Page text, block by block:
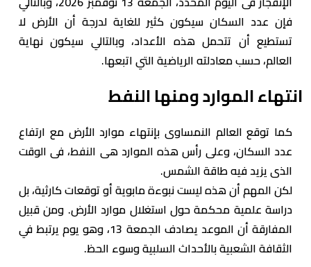
فإن عدد السكان سيكون كثير للغاية لدرجة أن الأرض لا
تستطيع أن تتحمل هذه الأعداد، وبالتالي سيكون نهاية
العالم، حسب معادلته الرياضية التي اتبعها.
انتهاء الموارد ومنها النفط
كما توقع العالم النمساوى بإنتهاء موارد الأرض مع ارتفاع
عدد السكان، وعلى رأس هذه الموارد هى النفط، فى الوقت
الذى يزيد فيه طاقة الشمس.
لكن المهم أن هذه ليست نبوءة مابوية أو توقعات كارثية، بل
دراسة علمية محكمة حول استغلال موارد الأرض. ومن قبيل
المفارقة أن الموعد يصادف الجمعة 13، وهو يوم يرتبط في
الثقافة الشعبية بالأحداث السلبية وسوء الحظ.